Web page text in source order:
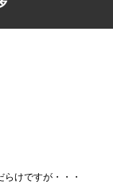
けですが・・・